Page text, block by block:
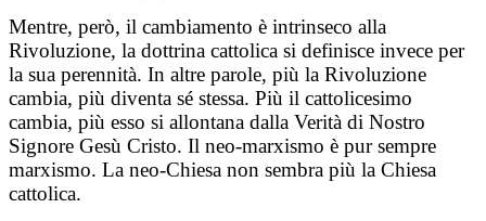
Mentre, però, il cambiamento è intrinseco alla
Rivoluzione, la dottrina cattolica si definisce invece per
la sua perennità. In altre parole, più la Rivoluzione
cambia, più diventa sé stessa. Più il cattolicesimo
cambia, più esso si allontana dalla Verità di Nostro
Signore Gesù Cristo. Il neo-marxismo è pur sempre
marxismo. La neo-Chiesa non sembra più la Chiesa
cattolica.